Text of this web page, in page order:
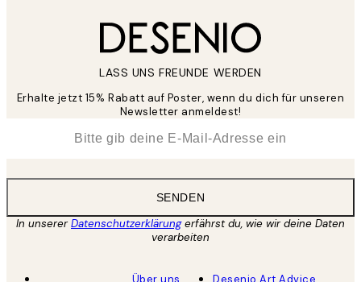
LASS UNS FREUNDE WERDEN
Erhalte jetzt 15% Rabatt auf Poster, wenn du dich für unseren
Newsletter anmeldest!
SENDEN
In unsererDatenschutzerklärungerfährst du, wie wir deine Daten
verarbeiten
Über uns
Desenio Art Advice